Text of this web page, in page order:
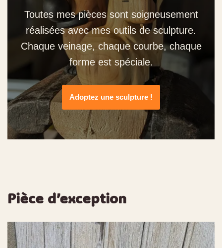
Toutes mes pièces sont soigneusement
réalisées avec mes outils de sculpture.
Chaque veinage, chaque courbe, chaque
forme est spéciale.
Adoptez une sculpture !
Pièce d’exception